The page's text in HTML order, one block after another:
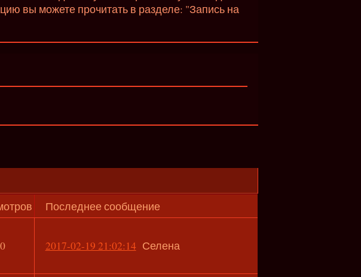
вы можете прочитать в разделе: "Запись на
Последнее сообщение
2017-02-19 21:02:14 Селена